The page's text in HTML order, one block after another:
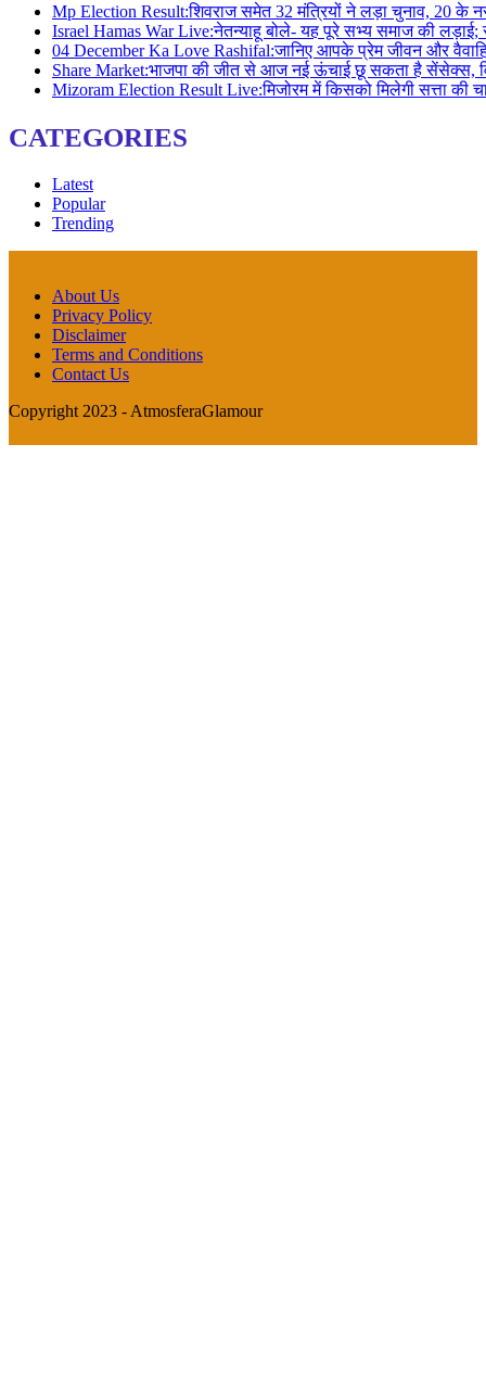
Mp Election Result:शिवराज समेत 32 मंत्रियों ने लड़ा चुनाव, 20 के
Israel Hamas War Live:नेतन्याहू बोले- यह पूरे सभ्य समाज की
04 December Ka Love Rashifal:जानिए आपके प्रेम जीवन और
Share Market:भाजपा की जीत से आज नई ऊंचाई छू सकता है सेंसेक्स,
Mizoram Election Result Live:मिजोरम में किसको मिलेगी सत्ता
CATEGORIES
Latest
Popular
Trending
About Us
Privacy Policy
Disclaimer
Terms and Conditions
Contact Us
Copyright 2023 - AtmosferaGlamour